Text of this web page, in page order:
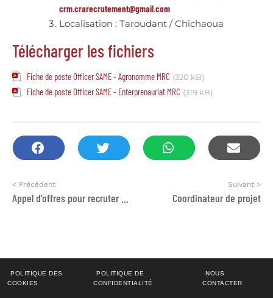
crm.crarecrutement@gmail.com
Localisation : Taroudant / Chichaoua
Télécharger les fichiers
Fiche de poste Officer SAME - Agronomme MRC (320 kB)
Fiche de poste Officer SAME - Enterprenauriat MRC (319 kB)
< Précédent Suivant >
Coordinateur de projet
POLITIQUE DES
COOKIES
POLITIQUE DE
CONFIDENTIALITÉ
NOUS
CONTACTER